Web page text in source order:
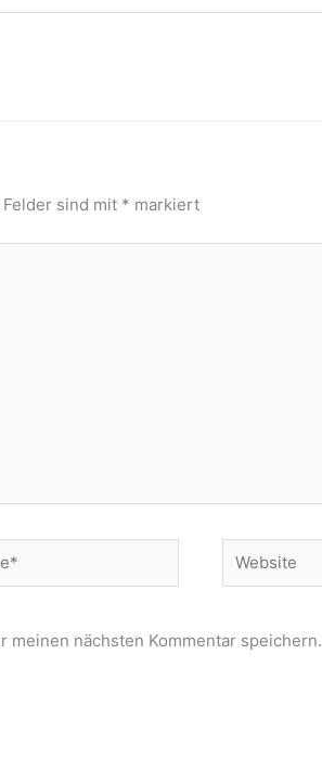
sind mit * markiert
Website
meinen nächsten Kommentar speichern.